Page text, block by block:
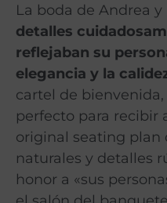
La boda de Andrea
detalles
reflejaban su
elegancia y la
cartel de
perfecto para recibir
original seating plan
naturales y detalles
honor a «sus